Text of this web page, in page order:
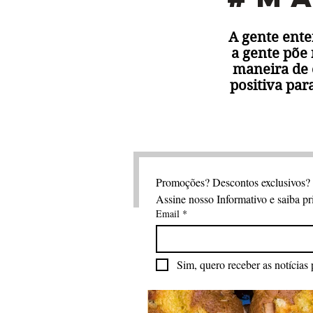
A gente
a gente
maneira de
positiva
Promoções? Descontos
Assine nosso Informativo e saiba
Email *
Sim, quero receber as notícias